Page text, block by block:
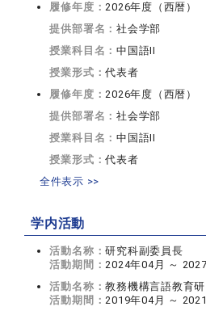
履修年度：2026年度（西暦）
提供部署名：社会学部
授業科目名：中国語II
授業形式：代表者
履修年度：2026年度（西暦）
提供部署名：社会学部
授業科目名：中国語II
授業形式：代表者
全件表示 >>
学内活動
活動名称：研究科副委員長
活動期間：2024年04月 ～
活動名称：教務機構言語教育
活動期間：2019年04月 ～